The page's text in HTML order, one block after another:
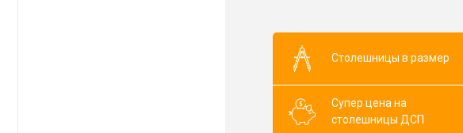
Столешницы в размер
Супер цена на
столешницы ДСП